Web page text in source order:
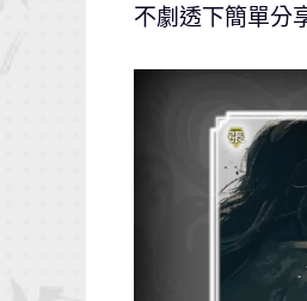
不劇透下簡單分